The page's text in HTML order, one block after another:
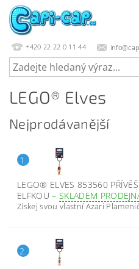
+420 22 22 0 11 44
LEGO® Elves
Nejprodávanější
1.
LEGO® ELVES 853560
ELFKOU–SKLADEM
Získej svou vlastní Azari
2.